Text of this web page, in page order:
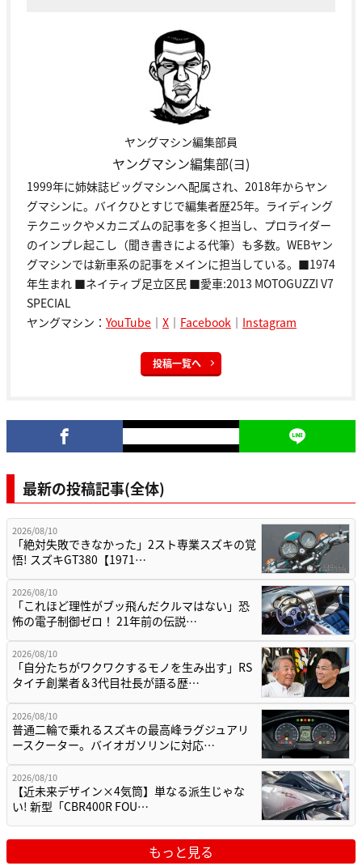
ヤングマシン編集部員
ヤングマシン編集部(ヨ)
1999年に姉妹誌ビッグマシンへ配属され、2018年からヤン
グマシンに。バイクひとすじで編集者歴25年。ライディング
テクニックやメカニズムの記事を多く担当し、プロライダー
のインプレ起こし（聞き書きによる代筆）も多数。WEBヤン
グマシンでは新車系の記事をメインに担当している。■1974
年生まれ ■ネイティブ足立区民 ■愛車:2013 MOTOGUZZI V7
SPECIAL
ヤングマシン： YouTube ｜ X ｜ Facebook ｜ Instagram
投稿一覧へ
最新の投稿記事(全体)
2026/08/10
「絶対失敗できなかった」2スト専業スズキの覚
悟! スズキGT380【1971…
2026/08/10
「これほど理性がブッ飛んだクルマはない」恐
怖の電子制御ゼロ！ 21年前の伝説…
2026/08/10
「自分たちがワクワクするモノを生み出す」RS
タイチ創業者＆3代目社長が語る歴…
2026/08/10
普通二輪で乗れるスズキの最高峰ラグジュアリ
ースクーター。バイオガソリンに対応…
2026/08/10
【近未来デザイン×4気筒】単なる派生じゃな
い! 新型「CBR400R FOU…
もっと見る